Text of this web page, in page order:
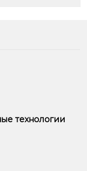
технологии